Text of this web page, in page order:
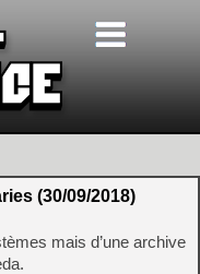
(30/09/2018)
mais d’une archive